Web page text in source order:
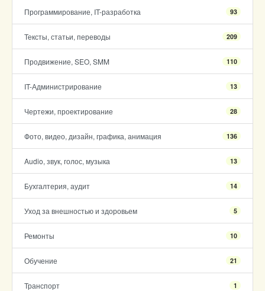
Программирование, IT-разработка 93
Тексты, статьи, переводы 209
Продвижение, SEO, SMM 110
IT-Администрирование 13
Чертежи, проектирование 28
Фото, видео, дизайн, графика, анимация 136
Audio, звук, голос, музыка 13
Бухгалтерия, аудит 14
Уход за внешностью и здоровьем 5
Ремонты 10
Обучение 21
Транспорт 1